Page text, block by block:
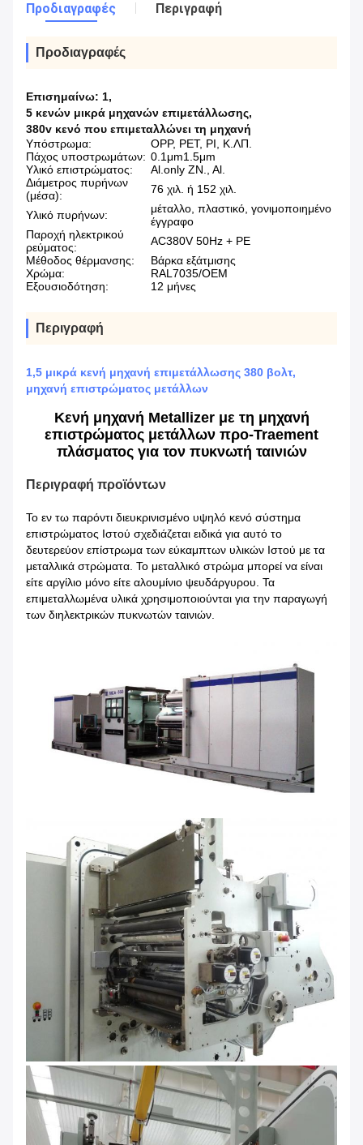
Προδιαγραφές Περιγραφή
Προδιαγραφές
Επισημαίνω: 1,
5 κενών μικρά μηχανών επιμετάλλωσης,
380v κενό που επιμεταλλώνει τη μηχανή
Υπόστρωμα:
OPP, PET, PI, Κ.ΛΠ.
Πάχος υποστρωμάτων: 0.1μm1.5μm
Υλικό επιστρώματος:
Al.only ZN., Al.
Διάμετρος πυρήνων
(μέσα):
76 χιλ. ή 152 χιλ.
Υλικό πυρήνων:
μέταλλο, πλαστικό, γονιμοποιημένο
έγγραφο
Παροχή ηλεκτρικού
ρεύματος:
AC380V 50Hz + PE
Μέθοδος θέρμανσης:
Βάρκα εξάτμισης
Χρώμα:
RAL7035/OEM
Εξουσιοδότηση:
12 μήνες
Περιγραφή
1,5 μικρά κενή μηχανή επιμετάλλωσης 380 βολτ,
μηχανή επιστρώματος μετάλλων
Κενή μηχανή Metallizer με τη μηχανή
επιστρώματος μετάλλων προ-Traement
πλάσματος για τον πυκνωτή ταινιών
Περιγραφή προϊόντων
Το εν τω παρόντι διευκρινισμένο υψηλό κενό σύστημα
επιστρώματος Ιστού σχεδιάζεται ειδικά για αυτό το
δευτερεύον επίστρωμα των εύκαμπτων υλικών Ιστού με τα
μεταλλικά στρώματα. Το μεταλλικό στρώμα μπορεί να είναι
είτε αργίλιο μόνο είτε αλουμίνιο ψευδάργυρου. Τα
επιμεταλλωμένα υλικά χρησιμοποιούνται για την παραγωγή
των διηλεκτρικών πυκνωτών ταινιών.